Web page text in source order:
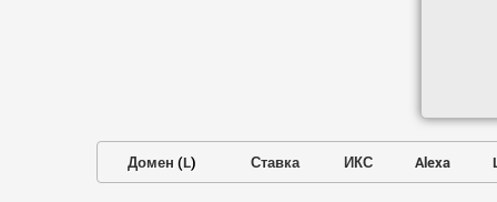
Домен (L) Ставка ИКС Alexa